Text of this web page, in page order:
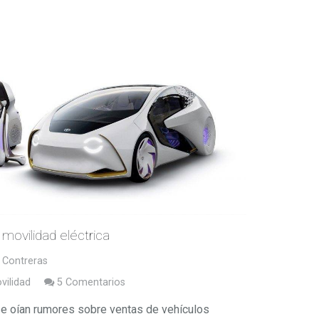
eléctrica
5Comentarios
oían rumores sobre ventas de vehículos